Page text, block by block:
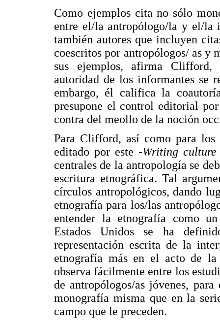
Como ejemplos cita no sólo
entre el/la antropólogo/la y el/la
también autores que incluyen
coescritos por antropólogos/ as y
sus ejemplos, afirma
autoridad de los informantes se
embargo, él califica la
presupone el control editorial
contra del meollo de la noción
Para Clifford, así como para
editado por este -Writing
centrales de la antropología se
escritura etnográfica. Tal
círculos antropológicos, dando
etnografía para los/las
entender la etnografía como
Estados Unidos se ha
representación escrita de la
etnografía más en el acto de
observa fácilmente entre los
de antropólogos/as jóvenes,
monografía misma que en la
campo que le preceden.